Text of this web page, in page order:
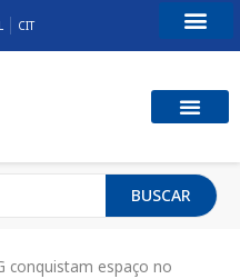
CIT
BUSCAR
conquistam espaço no